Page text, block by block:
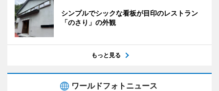
シンプルでシックな看板が目印のレストラン
「のさり」の外観
もっと見る
ワールドフォトニュース